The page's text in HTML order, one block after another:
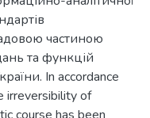
частиною
та функцій
In accordance
irreversibility of